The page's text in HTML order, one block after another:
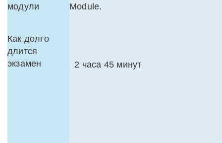
модули
Module.
Как долго
длится
экзамен
2 часа 45 минут